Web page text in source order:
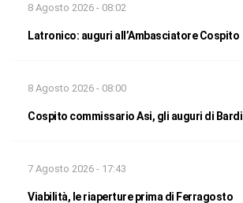
8 Agosto 2026 - 08:02
Latronico: auguri all’Ambasciatore Cospito
8 Agosto 2026 - 08:00
Cospito commissario Asi, gli auguri di Bardi
7 Agosto 2026 - 17:43
Viabilità, le riaperture prima di Ferragosto